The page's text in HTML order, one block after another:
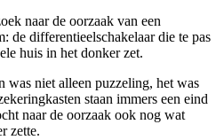
naar de oorzaak van een
de differentieelschakelaar die te pas
huis in het donker zet.
was niet alleen puzzeling, het was
staan immers een eind
naar de oorzaak ook nog wat
zette.